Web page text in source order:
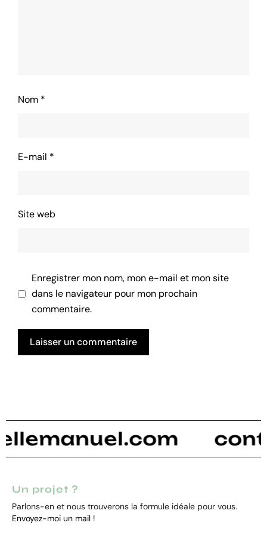
Nom *
E-mail *
Site web
Enregistrer mon nom, mon e-mail et mon site
dans le navigateur pour mon prochain
commentaire.
Un projet ?
Parlons-en et nous trouverons la formule idéale pour vous.
Envoyez-moi un mail !